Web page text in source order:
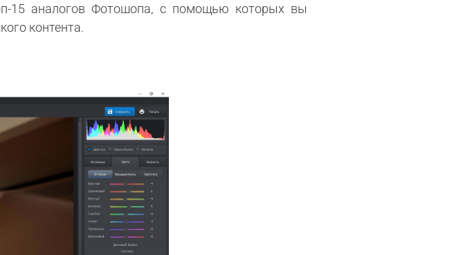
15 аналогов Фотошопа, с помощью которых вы
контента.